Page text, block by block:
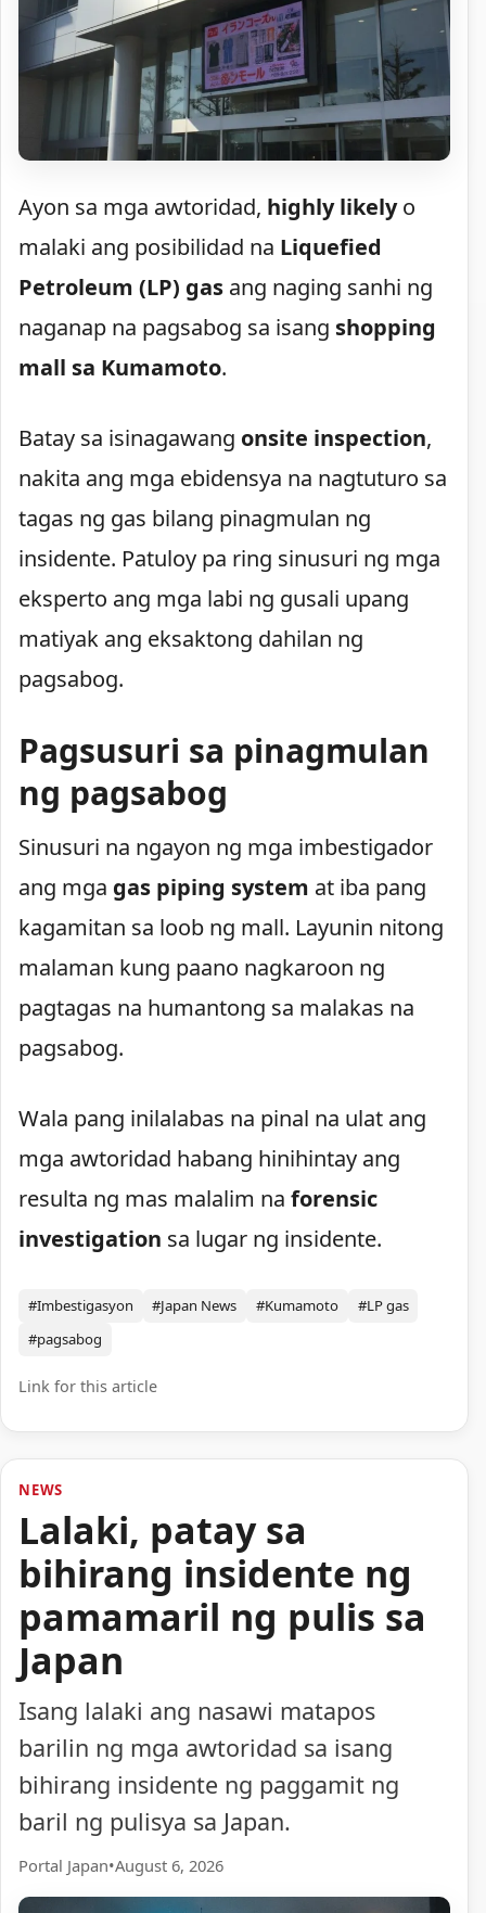
Ayon sa mga awtoridad, highly likelyo
malaki ang posibilidad na Liquefied
Petroleum (LP) gas ang naging sanhi ng
naganap na pagsabog sa isang shopping
mall sa Kumamoto.
Batay sa isinagawang onsite inspection,
nakita ang mga ebidensya na nagtuturo sa
tagas ng gas bilang pinagmulan ng
insidente. Patuloy pa ring sinusuri ng mga
eksperto ang mga labi ng gusali upang
matiyak ang eksaktong dahilan ng
pagsabog.
Pagsusuri sa pinagmulan
ng pagsabog
Sinusuri na ngayon ng mga imbestigador
ang mga gas piping system at iba pang
kagamitan sa loob ng mall. Layunin nitong
malaman kung paano nagkaroon ng
pagtagas na humantong sa malakas na
pagsabog.
Wala pang inilalabas na pinal na ulat ang
mga awtoridad habang hinihintay ang
resulta ng mas malalim na forensic
investigation sa lugar ng insidente.
#Imbestigasyon #Japan News #Kumamoto
#LP gas
#pagsabog
Link for this article
NEWS
Lalaki, patay sa
bihirang insidente ng
pamamaril ng pulis sa
Japan
Isang lalaki ang nasawi matapos
barilin ng mga awtoridad sa isang
bihirang insidente ng paggamit ng
baril ng pulisya sa Japan.
Portal Japan•August 6, 2026